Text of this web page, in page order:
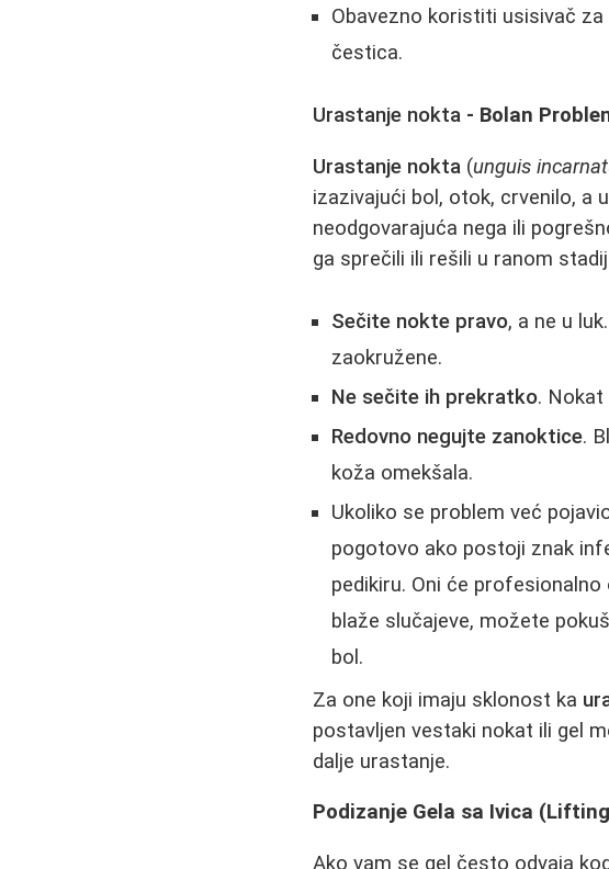
Obavezno koristiti usisivač
čestica.
Urastanje nokta - Bolan
Urastanje nokta (unguis
izazivajući bol, otok, crvenilo, a
neodgovarajuća nega ili
ga sprečili ili rešili u ranom
Sečite nokte pravo, a ne u
zaokružene.
Ne sečite ih prekratko. Nokat
Redovno negujte zanoktice.
koža omekšala.
Ukoliko se problem već
pogotovo ako postoji znak
pedikiru. Oni će
blaže slučajeve, možete
bol.
Za one koji imaju sklonost ka
postavljen vestaki nokat ili gel
dalje urastanje.
Podizanje Gela sa Ivica
Ako vam se gel često odvaja